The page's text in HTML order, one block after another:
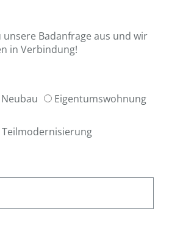
unsere Badanfrage aus und wir
in Verbindung!
Neubau
Eigentumswohnung
Teilmodernisierung